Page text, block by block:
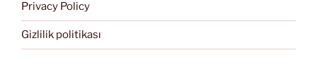
Privacy Policy
Gizlilik politikası